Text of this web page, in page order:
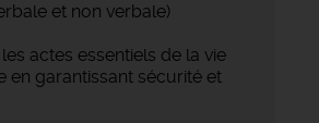
et non verbale)
actes essentiels de la vie
en garantissant sécurité et